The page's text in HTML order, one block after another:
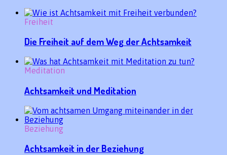
Freiheit
Die Freiheit auf dem Weg der Achtsamkeit
Meditation
Achtsamkeit und Meditation
Beziehung
Achtsamkeit in der Beziehung